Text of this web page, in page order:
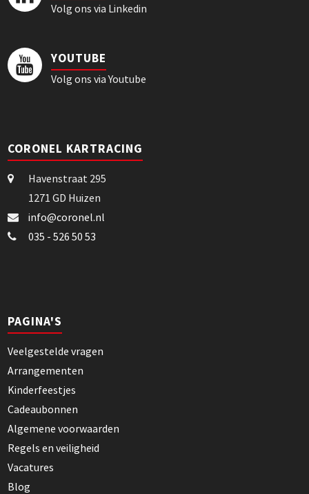
Volg ons via Linkedin
YOUTUBE
Volg ons via Youtube
CORONEL KARTRACING
Havenstraat 295
1271 GD Huizen
info@coronel.nl
035 - 526 50 53
PAGINA'S
Veelgestelde vragen
Arrangementen
Kinderfeestjes
Cadeaubonnen
Algemene voorwaarden
Regels en veiligheid
Vacatures
Blog